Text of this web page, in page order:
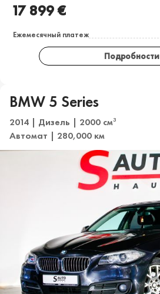
17 899 €
Ежемесячный платеж
Подробности
BMW 5 Series
2014 | Дизель | 2000 см3
Автомат | 280,000 км